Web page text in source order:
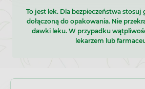
To jest lek. Dla bezpieczeństwa stosuj
dołączoną do opakowania. Nie
dawki leku. W przypadku
lekarzem lub